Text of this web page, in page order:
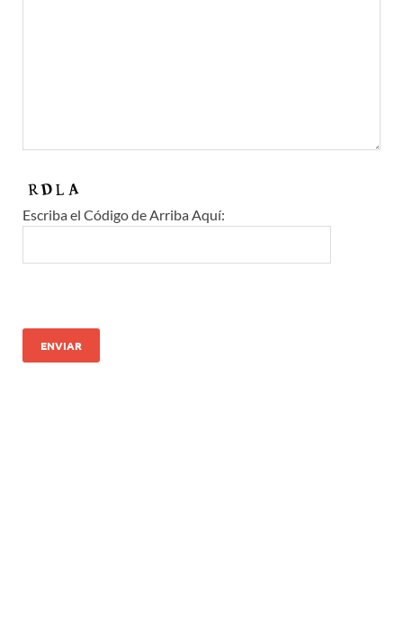
Escriba el Código de Arriba Aquí: